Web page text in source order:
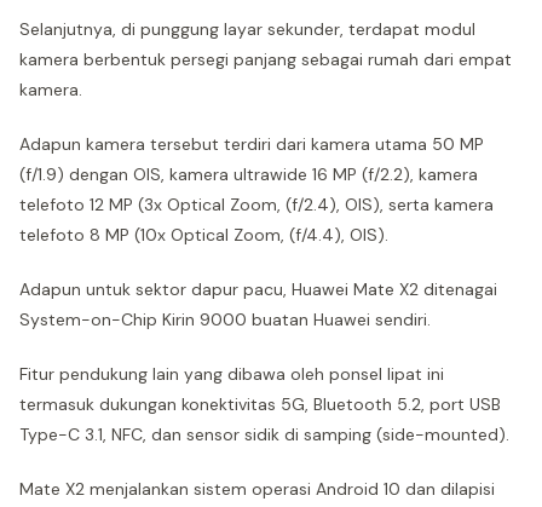
Selanjutnya, di punggung layar sekunder, terdapat modul
kamera berbentuk persegi panjang sebagai rumah dari empat
kamera.
Adapun kamera tersebut terdiri dari kamera utama 50 MP
(f/1.9) dengan OIS, kamera ultrawide 16 MP (f/2.2), kamera
telefoto 12 MP (3x Optical Zoom, (f/2.4), OIS), serta kamera
telefoto 8 MP (10x Optical Zoom, (f/4.4), OIS).
Adapun untuk sektor dapur pacu, Huawei Mate X2 ditenagai
System-on-Chip Kirin 9000 buatan Huawei sendiri.
Fitur pendukung lain yang dibawa oleh ponsel lipat ini
termasuk dukungan konektivitas 5G, Bluetooth 5.2, port USB
Type-C 3.1, NFC, dan sensor sidik di samping (side-mounted).
Mate X2 menjalankan sistem operasi Android 10 dan dilapisi